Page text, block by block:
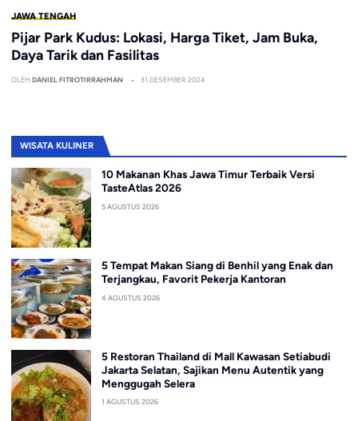
JAWA TENGAH
Pijar Park Kudus: Lokasi, Harga Tiket, Jam Buka,
Daya Tarik dan Fasilitas
OLEH DANIEL FITROTIRRAHMAN 31 DESEMBER 2024
WISATA KULINER
10 Makanan Khas Jawa Timur Terbaik Versi
TasteAtlas 2026
5 AGUSTUS 2026
5 Tempat Makan Siang di Benhil yang Enak dan
Terjangkau, Favorit Pekerja Kantoran
4 AGUSTUS 2026
5 Restoran Thailand di Mall Kawasan Setiabudi
Jakarta Selatan, Sajikan Menu Autentik yang
Menggugah Selera
1 AGUSTUS 2026